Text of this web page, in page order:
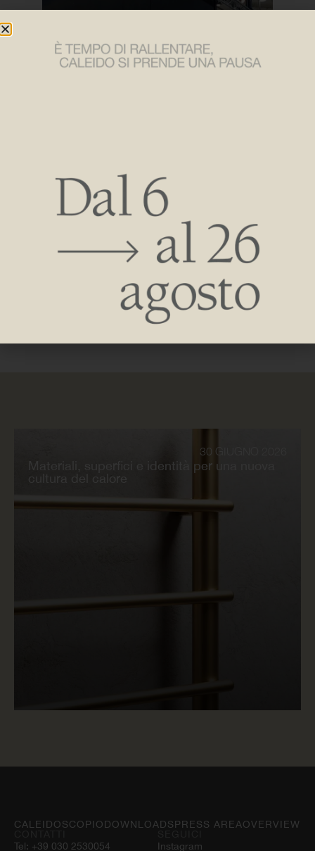
Caleido ha partecipato all’ultima edizione
dell’ Architect@Work di Parigi, l’appuntamento dedicato al
mondo dell’architettura, del design e dell’innovazione, che si
è svolto il 27 e il 28 settembre presso il Paris Event Center.
30 GIUGNO 2026
Materiali, superfici e identità per una nuova
cultura del calore
Tel: +39 030 2530054
Instagram
CALEIDOSCOPIODOWNLOADSPRESS AREAOVERVIEW